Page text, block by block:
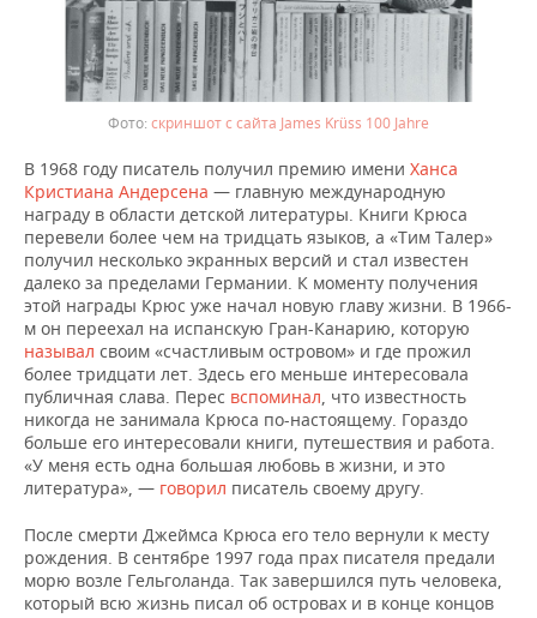
скриншот с сайта James Krüss 100 Jahre
В 1968 году писатель получил премию имени Ханса
Кристиана Андерсена — главную международную
награду в области детской литературы. Книги Крюса
перевели более чем на тридцать языков, а «Тим Талер»
получил несколько экранных версий и стал известен
далеко за пределами Германии. К моменту получения
этой награды Крюс уже начал новую главу жизни. В 1966-
м он переехал на испанскую Гран-Канарию, которую
называл своим «счастливым островом» и где прожил
более тридцати лет. Здесь его меньше интересовала
публичная слава. Перес вспоминал, что известность
никогда не занимала Крюса по-настоящему. Гораздо
больше его интересовали книги, путешествия и работа.
«У меня есть одна большая любовь в жизни, и это
литература», — говорил писатель своему другу.
После смерти Джеймса Крюса его тело вернули к месту
рождения. В сентябре 1997 года прах писателя предали
морю возле Гельголанда. Так завершился путь человека,
который всю жизнь писал об островах и в конце концов